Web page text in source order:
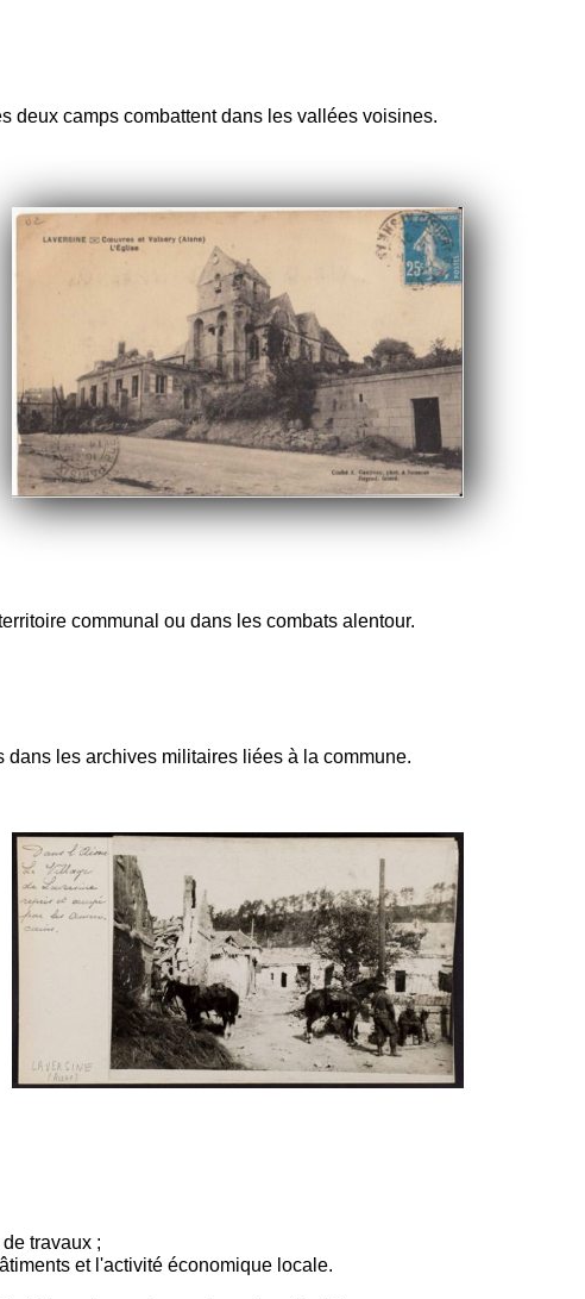
deux camps combattent dans les vallées voisines.
communal ou dans les combats alentour.
les archives militaires liées à la commune.
travaux ;
et l'activité économique locale.